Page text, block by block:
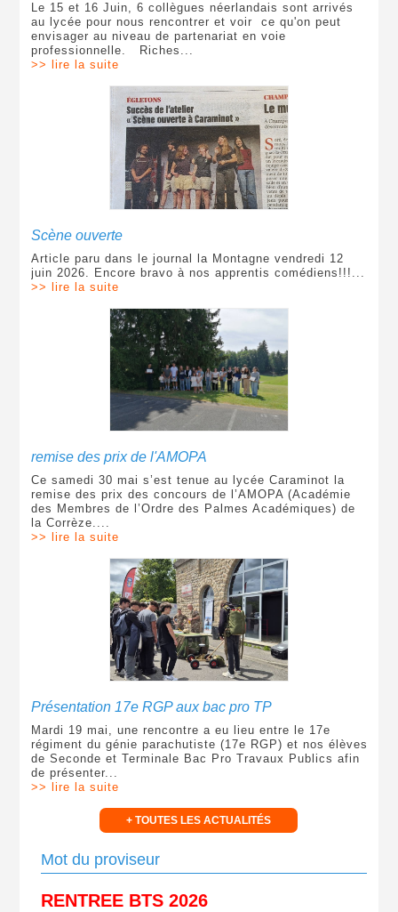
Le 15 et 16 Juin, 6 collègues néerlandais sont arrivés
au lycée pour nous rencontrer et voir ce qu'on peut
envisager au niveau de partenariat en voie
professionnelle. Riches...
>> lire la suite
Scène ouverte
Article paru dans le journal la Montagne vendredi 12
juin 2026. Encore bravo à nos apprentis comédiens!!!...
>> lire la suite
remise des prix de l'AMOPA
Ce samedi 30 mai s’est tenue au lycée Caraminot la
remise des prix des concours de l’AMOPA (Académie
des Membres de l’Ordre des Palmes Académiques) de
la Corrèze....
>> lire la suite
Présentation 17e RGP aux bac pro TP
Mardi 19 mai, une rencontre a eu lieu entre le 17e
régiment du génie parachutiste (17e RGP) et nos élèves
de Seconde et Terminale Bac Pro Travaux Publics afin
de présenter...
>> lire la suite
+ TOUTES LES ACTUALITÉS
Mot du proviseur
RENTREE BTS 2026